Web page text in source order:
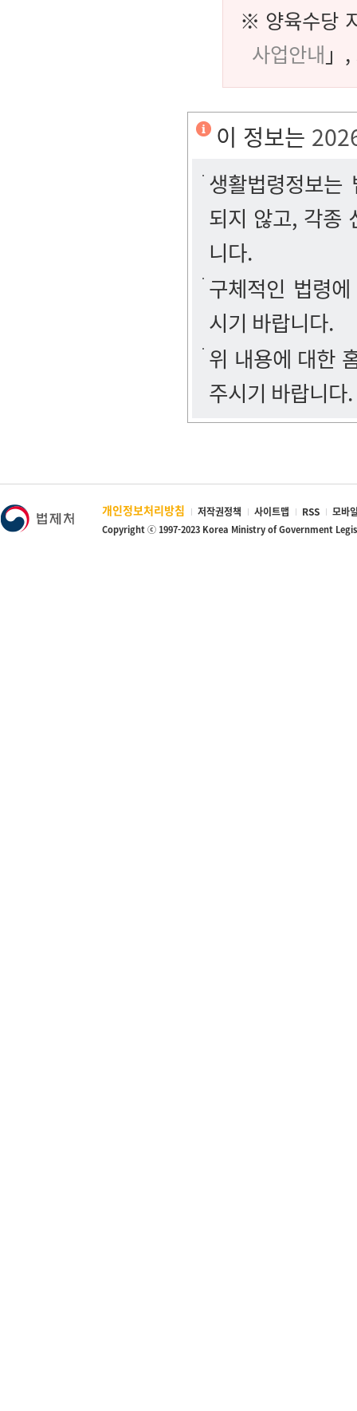
※ 양육수당
사업안내 」
이 정보는
생활법령정보
되지 않고, 각종
니다.
구체적인 법령
시기 바랍니다.
위 내용에 대한
주시기 바랍니다.
개인정보처리방침 저작권정책 사이트맵 RSS 모바
Copyright ⓒ 1997-2023 Korea Ministry of Government